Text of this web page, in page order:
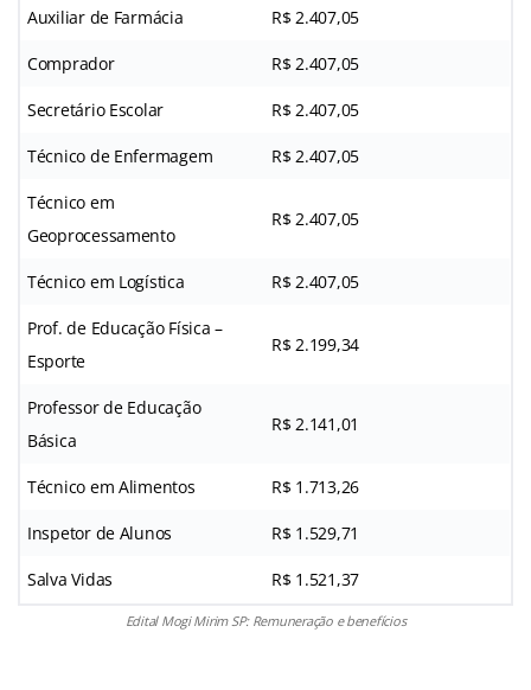
Auxiliar de Farmácia R$ 2.407,05
Comprador R$ 2.407,05
Secretário Escolar R$ 2.407,05
Técnico de Enfermagem R$ 2.407,05
Técnico em
Geoprocessamento
R$ 2.407,05
Técnico em Logística R$ 2.407,05
Prof. de Educação Física –
Esporte
R$ 2.199,34
Professor de Educação
Básica
R$ 2.141,01
Técnico em Alimentos R$ 1.713,26
Inspetor de Alunos R$ 1.529,71
Salva Vidas R$ 1.521,37
Edital Mogi Mirim SP: Remuneração e benefícios